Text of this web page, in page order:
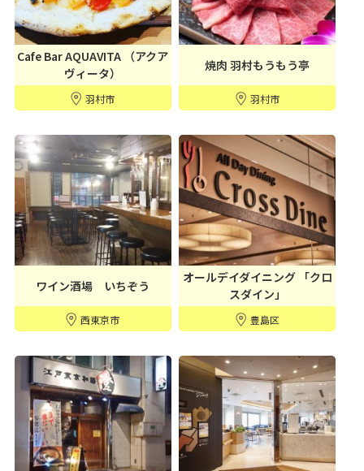
Cafe Bar AQUAVITA （アクア
ヴィータ）
羽村市
焼肉 羽村もうもう亭
羽村市
ワイン酒場 いちぞう
西東京市
オールデイダイニング 「クロ
スダイン」
豊島区